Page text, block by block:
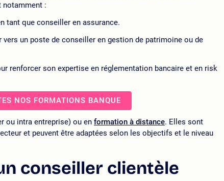
notamment :
tant que conseiller en assurance.
vers un poste de conseiller en gestion de patrimoine ou de
renforcer son expertise en réglementation bancaire et en risk
NOS FORMATIONS BANQUE
ou intra entreprise) ou en formation à distance. Elles sont
et peuvent être adaptées selon les objectifs et le niveau
conseiller clientèle